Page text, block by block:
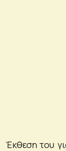
Έκθεση του